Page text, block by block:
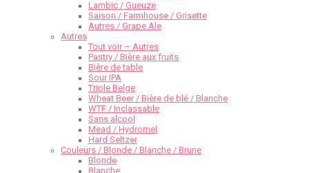
Lambic / Gueuze
Saison / Farmhouse / Grisette
Autres / Grape Ale
Autres
Tout voir – Autres
Pastry / Bière aux fruits
Bière de table
Sour IPA
Triple Belge
Wheat Beer / Bière de blé / Blanche
WTF / Inclassable
Sans alcool
Mead / Hydromel
Hard Seltzer
Couleurs / Blonde / Blanche / Brune
Blonde
Blanche